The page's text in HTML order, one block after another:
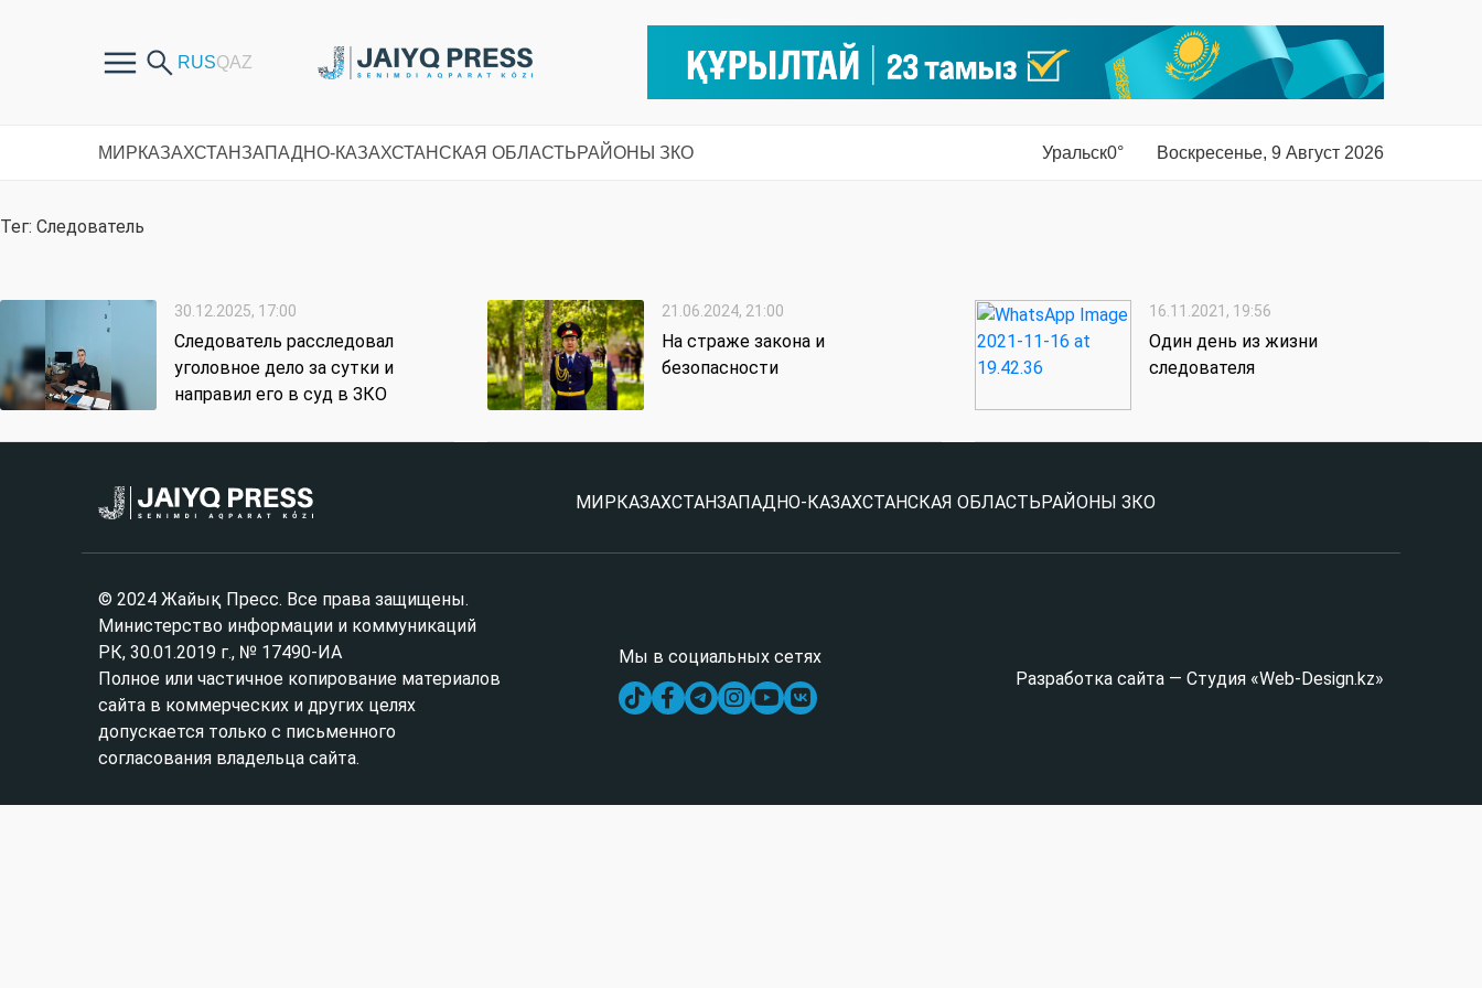
МИРКАЗАХСТАНЗАПАДНО-КАЗАХСТАНСКАЯ ОБЛАСТЬРАЙОНЫ ЗКО Уральск0° Воскресенье, 9 Август 2026
Тег: Следователь
30.12.2025, 17:00
Следователь расследовал
уголовное дело за сутки и
направил его в суд в ЗКО
21.06.2024, 21:00
На страже закона и
безопасности
16.11.2021, 19:56
Один день из жизни
следователя
МИР КАЗАХСТАНЗАПАДНО-КАЗАХСТАНСКАЯ ОБЛАСТЬ РАЙОНЫ ЗКО
© 2024 Жайық Пресс. Все права защищены.
Министерство информации и коммуникаций
РК, 30.01.2019 г., № 17490-ИА
Полное или частичное копирование материалов
сайта в коммерческих и других целях
допускается только с письменного
согласования владельца сайта.
Мы в социальных сетях
Разработка сайта — Студия «Web-Design.kz»